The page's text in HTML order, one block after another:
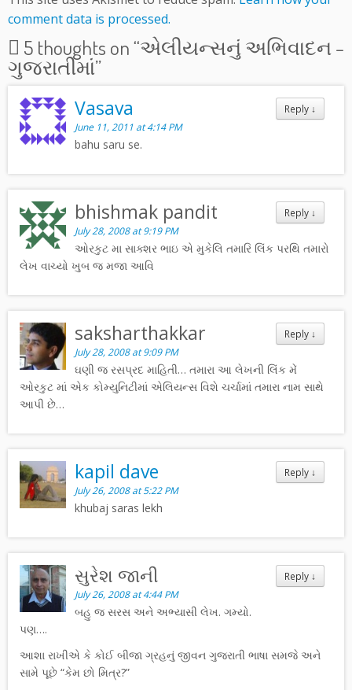
comment data is processed.
5 thoughts on “એલીયન્સનું અભિવાદન –
ગુજરાતીમાં”
Reply ↓
Vasava
June 11, 2011 at 4:14 PM
bahu saru se.
Reply ↓
bhishmak pandit
July 28, 2008 at 9:19 PM
ઓરકુટ મા સાક્શર ભાઇ એ મુકેલિ તમારિ લિંક પરથિ તમારો
લેખ વાચ્યો ખુબ જ મજા આવિ
Reply ↓
saksharthakkar
July 28, 2008 at 9:09 PM
ઘણી જ રસપ્રદ માહિતી… તમારા આ લેખની લિંક મેં
ઓરકુટ માં એક કોમ્યુનિટીમાં એલિયન્સ વિશે ચર્ચામાં તમારા નામ સાથે
આપી છે…
Reply ↓
kapil dave
July 26, 2008 at 5:22 PM
khubaj saras lekh
Reply ↓
સુરેશ જાની
July 26, 2008 at 4:44 PM
બહુ જ સરસ અને અભ્યાસી લેખ. ગમ્યો.
પણ….
આશા રાખીએ કે કોઈ બીજા ગ્રહનું જીવન ગુજરાતી ભાષા સમજે અને
સામે પૂછે “કેમ છો મિત્ર?”